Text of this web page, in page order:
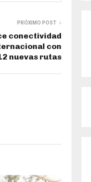
PRÓXIMO POST
conectividad
con
nuevas rutas